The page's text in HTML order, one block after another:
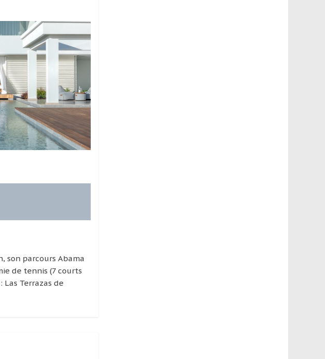
son parcours Abama
de tennis (7 courts
Terrazas de